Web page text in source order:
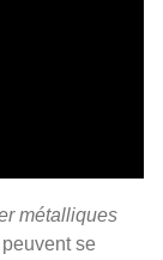
métalliques
se